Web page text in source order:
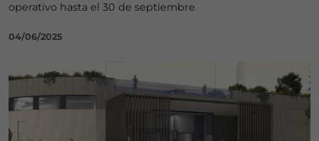
operativo hasta el 30 de septiembre
04/06/2025